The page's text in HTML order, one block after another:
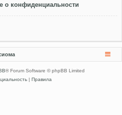
о конфиденциальности
® Forum Software © phpBB Limited
| Правила